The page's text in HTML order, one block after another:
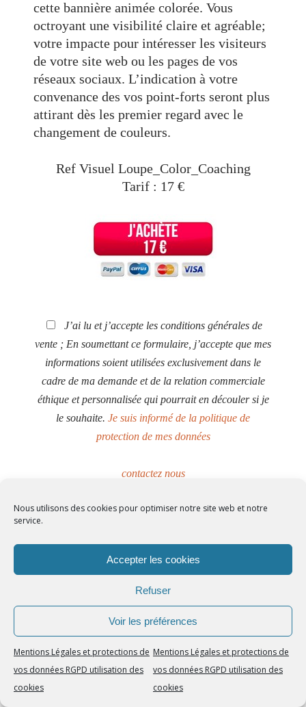
Nous utilisons des cookies pour optimiser notre site web et notre
service.
Accepter les cookies
Refuser
Voir les préférences
Mentions Légales et protections de
vos données RGPD utilisation des
cookies
Mentions Légales et protections de
vos données RGPD utilisation des
cookies
cette bannière animée colorée. Vous
octroyant une visibilité claire et agréable;
votre impacte pour intéresser les visiteurs
de votre site web ou les pages de vos
réseaux sociaux. L’indication à votre
convenance des vos point-forts seront plus
attirant dès les premier regard avec le
changement de couleurs.
Ref Visuel Loupe_Color_Coaching
Tarif : 17 €
J’ai lu et j’accepte les conditions générales de
vente ; En soumettant ce formulaire, j’accepte que mes
informations soient utilisées exclusivement dans le
cadre de ma demande et de la relation commerciale
éthique et personnalisée qui pourrait en découler si je
le souhaite. Je suis informé de la politique de
protection de mes données
contactez nous